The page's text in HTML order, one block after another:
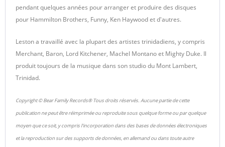
pendant quelques années pour arranger et produire des disques
pour Hammilton Brothers, Funny, Ken Haywood et d'autres.
Leston a travaillé avec la plupart des artistes trinidadiens, y compris
Merchant, Baron, Lord Kitchener, Machel Montano et Mighty Duke. Il
produit toujours de la musique dans son studio du Mont Lambert,
Trinidad.
Copyright © Bear Family Records® Tous droits réservés. Aucune partie de cette
publication ne peut être réimprimée ou reproduite sous quelque forme ou par quelque
moyen que ce soit, y compris l'incorporation dans des bases de données électroniques
et la reproduction sur des supports de données, en allemand ou dans toute autre